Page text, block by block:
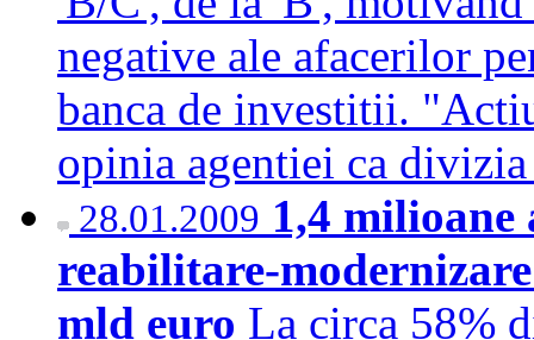
negative ale afacerilor
banca de investitii.
opinia agentiei ca
28.01.2009 1,4 milioane
reabilitare-
mld euro La circa 58%